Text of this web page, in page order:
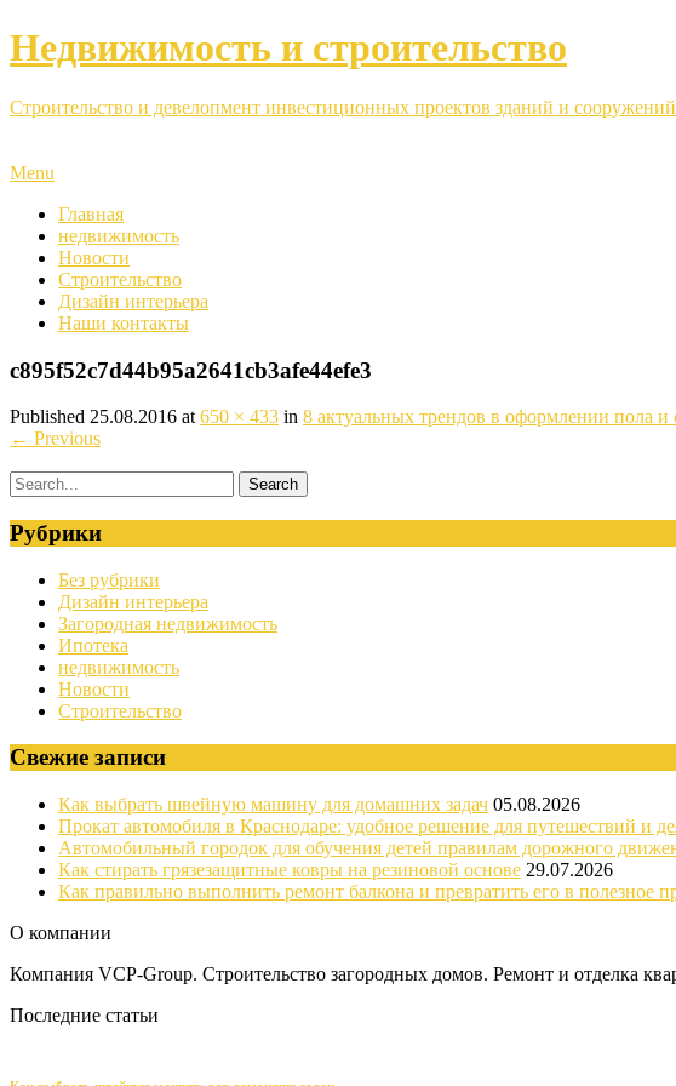
Недвижимость и строительство
Строительство и девелопмент инвестиционных проектов зданий и
Menu
Главная
недвижимость
Новости
Строительство
Дизайн интерьера
Наши контакты
c895f52c7d44b95a2641cb3afe44efe3
Published 25.08.2016 at 650 × 433 in 8 актуальных трендов в оформлении пола и
← Previous
Рубрики
Без рубрики
Дизайн интерьера
Загородная недвижимость
Ипотека
недвижимость
Новости
Строительство
Свежие записи
Как выбрать швейную машину для домашних задач 05.08.2026
Прокат автомобиля в Краснодаре: удобное решение для путешествий и
Автомобильный городок для обучения детей правилам дорожного
Как стирать грязезащитные ковры на резиновой основе 29.07.2026
Как правильно выполнить ремонт балкона и превратить его в полезное
О компании
Компания VCP-Group. Строительство загородных домов. Ремонт и отделка
Последние статьи